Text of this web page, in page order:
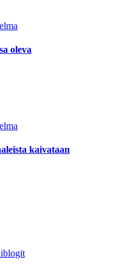
oleva
kaivataan